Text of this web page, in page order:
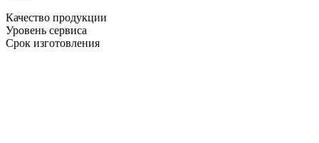
Качество продукции
Уровень сервиса
Срок изготовления